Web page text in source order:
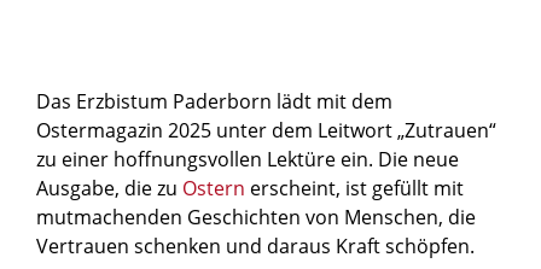
Das Erzbistum Paderborn lädt mit dem
Ostermagazin 2025 unter dem Leitwort „Zutrauen“
zu einer hoffnungsvollen Lektüre ein. Die neue
Ausgabe, die zu Ostern erscheint, ist gefüllt mit
mutmachenden Geschichten von Menschen, die
Vertrauen schenken und daraus Kraft schöpfen.